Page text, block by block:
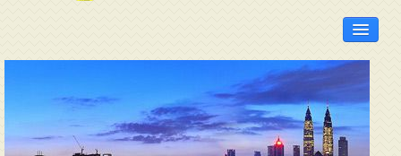
الرئيسية
المنتدى
دليل ماليزيا